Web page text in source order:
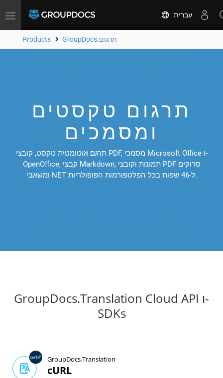
Toggle
עִברִית
Products GroupDocs.תרגום
תרגום טקסטים
ומסמכים
תרגם אוטומטית טקסט, קובצי PDF, מסמכי Microsoft Office ו-
OpenOffice, קבצי Markdown, תמונות וקובצי PDF סרוקים
ומשאבי NET ל-46 שפות בכל הפלטפורמות הפופולריות.
GroupDocs.Translation Cloud API ו-
SDKs
GroupDocs.Translation
cURL